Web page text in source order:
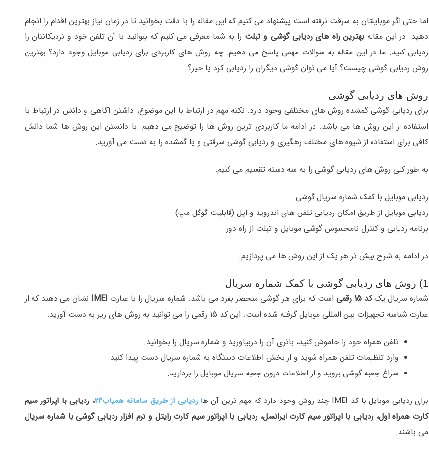
اما حتی اگر موبایلتان به سرقت نرفته است پیشنهاد می کنیم که این مقاله را با دقت بخوانید تا در زمان نیاز بهترین اقدام را انجام
دهید. در این مقالهبهترین راه های ردیابی گوشی و تبلت را به شما معرفی می کنیم که بتوانید با آن تلفن خود و نزدیکانتان را
ردیابی کنید. ما در این مقاله به سوالات مهمی پاسخ می دهیم. چه روش های کاربردی برای ردیابی موبایل وجود دارد؟ بهترین
روش ردیابی گوشی چیست؟ آیا می توان گوشی دیگران را ردیابی کرد یا خیر؟
روش های ردیابی گوشی
برای ردیابی گوشی گمشده روش های مختلفی وجود دارد. نکته مهم در ارتباط با این موضوع، داشتن آگاهی و دانش در ارتباط با
استفاده از این روش ها می باشد. در ادامه ما کاربردی ترین روش ها را توضیح می دهیم. با دانستن این روش ها شما دانش
کافی برای استفاده از شیوه های مختلف رهگیری و ردیابی گوشی سرقتی و یا گمشده را به دست می آورید.
به طور کلی روش های ردیابی گوشی را به سه دسته تقسیم می کنیم:
ردیابی موبایل با کمک شماره سریال گوشی
ردیابی موبایل از طریق امکان ردیابی تلفن های اندروید و اپل (قابلیت گوگل مپ)
برنامه ردیابی و کنترل نامحسوس گوشی موبایل و تبلت از راه دور
در ادامه به شرح بیش تر هر یک از این روش ها می پردازیم.
1) روش های ردیابی گوشی با کمک شماره سریال
شماره سریال یککد 15 رقمی است که برای هر گوشی منحصر بفرد می باشد. شماره سریال را با عبارت IMEI نشان می دهند که از
عبارت شناسه تجهیزات بین المللی موبایل گرفته شده است. این کد 15 رقمی را می توانید به روش های زیر به دست آورید:
تلفن همراه خود را خاموش کنید، باتری آن را دربیاورید و شماره سریال را بخوانید.
وارد تنظیمات تلفن همراه شوید و از بخش اطلاعات دستگاه به شماره سریال دست پیدا کنید.
سراغ جعبه گوشی بروید و از اطلاعات درون جعبه سریال موبایل را بردارید.
برای ردیابی موبایل با کد IMEI چند روش وجود دارد که مهم ترین آن ه اردیابی از طریق سامانه همیاب24 ، ردیابی با اپراتور سیم
کارت همراه اول، ردیابی با اپراتور سیم کارت ایرانسل، ردیابی با اپراتور سیم کارت رایتل و نرم افزار ردیابی گوشی با شماره سریال
می باشند.